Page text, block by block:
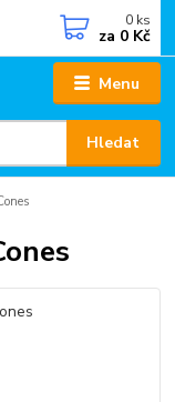
Menu
Hledat
0 ks
za 0 Kč